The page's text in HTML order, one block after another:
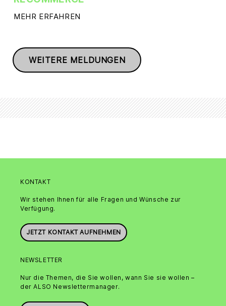
MEHR ERFAHREN
WEITERE MELDUNGEN
KONTAKT
Wir stehen Ihnen für alle Fragen und Wünsche zur
Verfügung.
JETZT KONTAKT AUFNEHMEN
NEWSLETTER
Nur die Themen, die Sie wollen, wann Sie sie wollen –
der ALSO Newslettermanager.